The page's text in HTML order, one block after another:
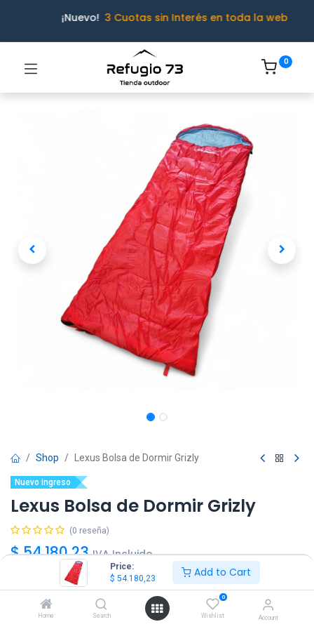
Price:
$ 54.180,23 Add to Cart
Home Search
0
Wishlist Account
¡Nuevo! 3 Cuotas sin Interés en toda la web
0
Shop Lexus Bolsa de Dormir Grizly
Nuevo ingreso
Lexus Bolsa de Dormir Grizly
(0 reseña)
$54.180,23 IVA Incluido